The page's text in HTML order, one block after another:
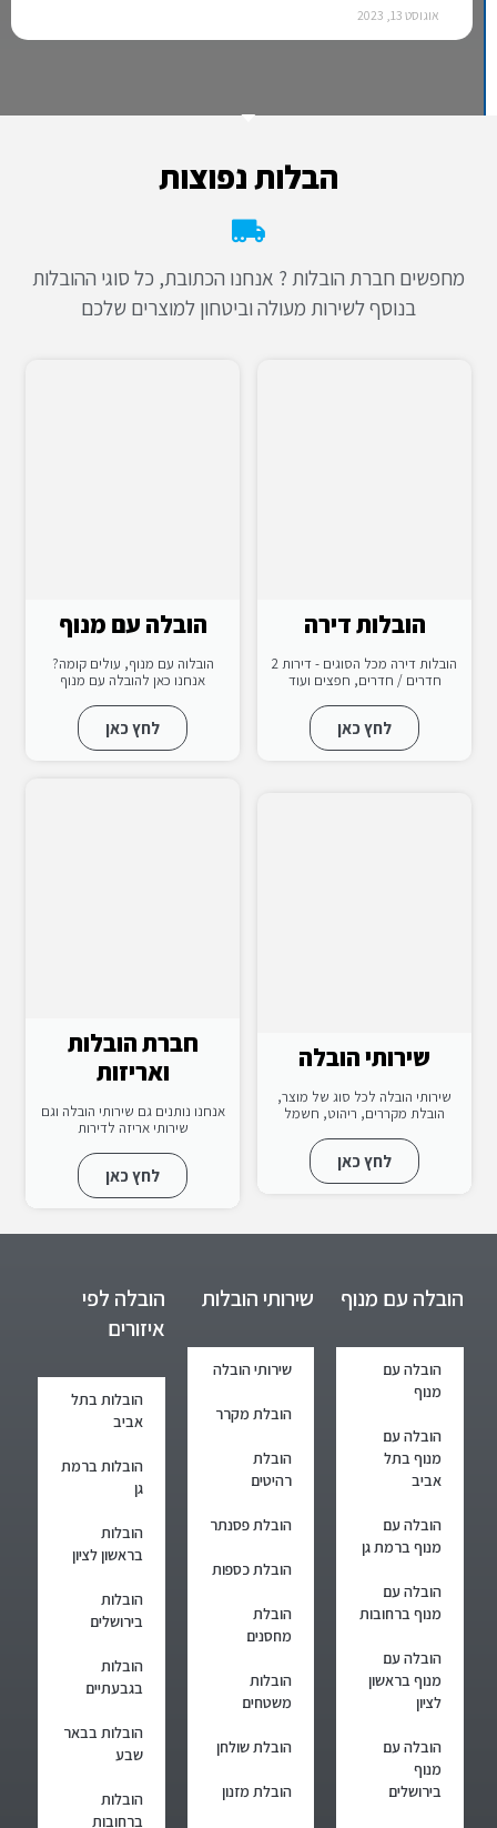
אוגוסט 13, 2023
הבלות נפוצות
מחפשים חברת הובלות ? אנחנו הכתובת, כל סוגי ההובלות
בנוסף לשירות מעולה וביטחון למוצרים שלכם
הובלות דירה
הובלות דירה מכל הסוגים - דירות 2
חדרים / חדרים, חפצים ועוד
לחץ כאן
הובלה עם מנוף
הובלוה עם מנוף, עולים קומה?
אנחנו כאן להובלה עם מנוף
לחץ כאן
שירותי הובלה
שירותי הובלה לכל סוג של מוצר,
הובלת מקררים, ריהוט, חשמל
לחץ כאן
חברת הובלות
ואריזות
אנחנו נותנים גם שירותי הובלה וגם
שירותי אריזה לדירות
לחץ כאן
הובלה עם מנוף
הובלה עם
מנוף
הובלה עם
מנוף בתל
אביב
הובלה עם
מנוף ברמת גן
הובלה עם
מנוף ברחובות
הובלה עם
מנוף בראשון
לציון
הובלה עם
מנוף
בירושלים
שירותי הובלות
שירותי הובלה
הובלת מקרר
הובלת
רהיטים
הובלת פסנתר
הובלת כספות
הובלת
מחסנים
הובלות
משטחים
הובלת שולחן
הובלת מזנון
הובלה לפי
איזורים
הובלות בתל
אביב
הובלות ברמת
גן
הובלות
בראשון לציון
הובלות
בירושלים
הובלות
בגבעתיים
הובלות בבאר
שבע
הובלות
ברחובות